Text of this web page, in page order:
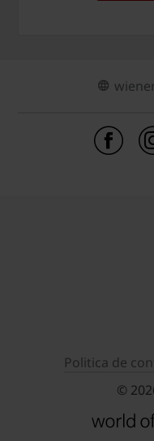
Politica de
©